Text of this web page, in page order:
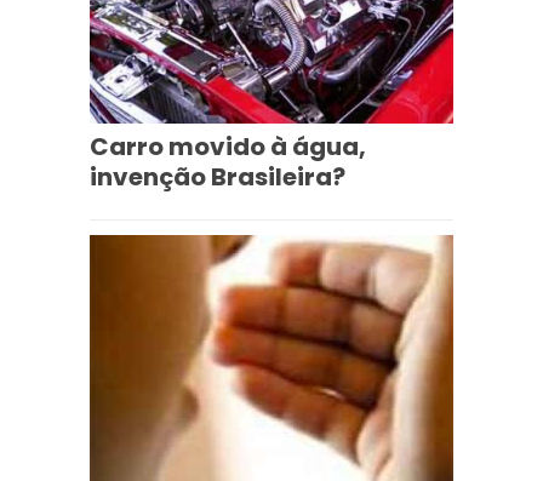
Carro movido à água,
invenção Brasileira?